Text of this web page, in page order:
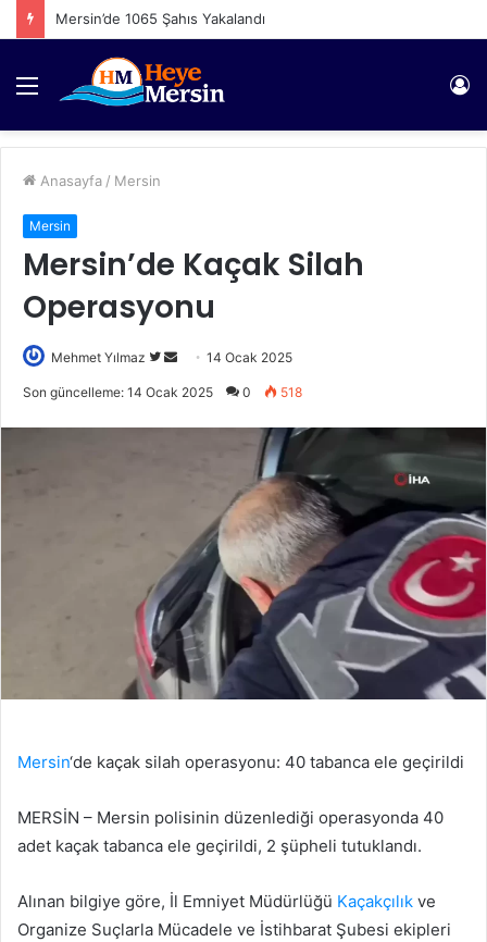
Mersin’de 1065 Şahıs Yakalandı
Menü
Anasayfa / Mersin
Mersin
Mersin’de Kaçak Silah
Operasyonu
Mehmet Yılmaz
Twitter'da
Bir
14 Ocak 2025
Son güncelleme: 14 Ocak 2025 0 518
Mersin‘de kaçak silah operasyonu: 40 tabanca ele geçirildi
MERSİN – Mersin polisinin düzenlediği operasyonda 40
adet kaçak tabanca ele geçirildi, 2 şüpheli tutuklandı.
Alınan bilgiye göre, İl Emniyet Müdürlüğü Kaçakçılık ve
Organize Suçlarla Mücadele ve İstihbarat Şubesi ekipleri